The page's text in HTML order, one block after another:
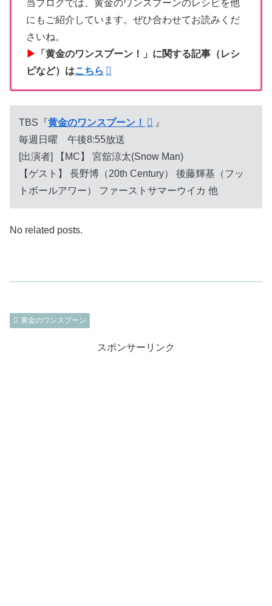
当ブログでは、黄金のワンスプーンのレシピを他
にもご紹介しています。ぜひ合わせてお読みくだ
さいね。
▶
「黄金のワンスプーン！」に関する記事（レシ
ピなど）はこちら
TBS『黄金のワンスプーン！
』
毎週日曜 午後8:55放送
[出演者] 【MC】 宮舘涼太(Snow Man)
【ゲスト】 長野博（20th Century） 後藤輝基（フッ
トボールアワー） ファーストサマーウイカ 他
No related posts.
黄金のワンスプーン
スポンサーリンク